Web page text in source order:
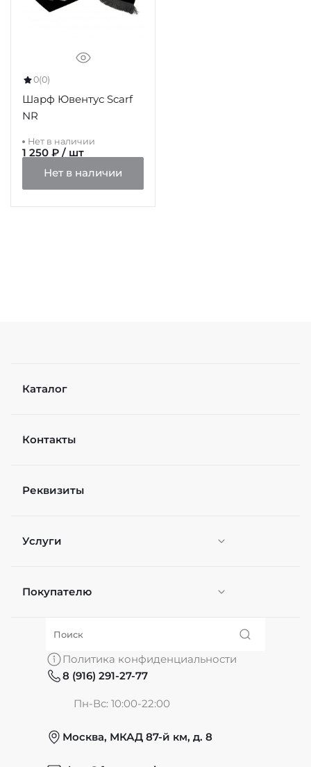
0(0)
Шарф Ювентус Scarf
NR
Нет в наличии
1 250 ₽ / шт
Нет в наличии
Каталог
Контакты
Реквизиты
Услуги
Персонификация
Покупателю
О нас
Обмен и возврат
Политика конфиденциальности
8 (916) 291-27-77
Пн-Вс: 10:00-22:00
Москва, МКАД 87-й км, д. 8